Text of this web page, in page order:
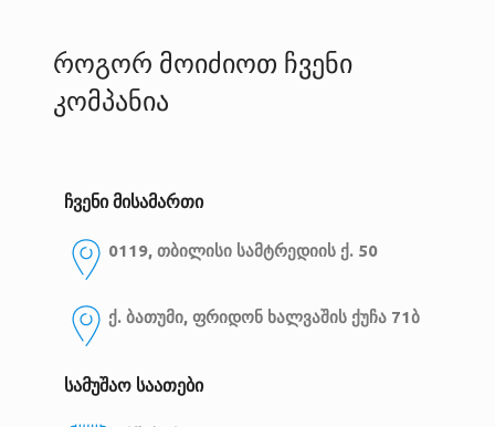
როგორ მოიძიოთ ჩვენი
კომპანია
ჩვენი მისამართი
0119, თბილისი სამტრედიის ქ. 50
ქ. ბათუმი, ფრიდონ ხალვაშის ქუჩა 71ბ
სამუშაო საათები